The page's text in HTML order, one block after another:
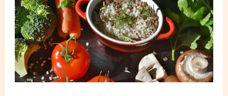
bewusste
Essgewohnheiten
dein
Wohlbefinden
verbessern